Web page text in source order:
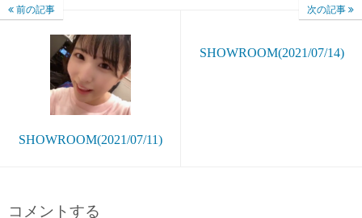
前の記事
SHOWROOM(2021/07/11)
次の記事
SHOWROOM(2021/07/14)
コメントする